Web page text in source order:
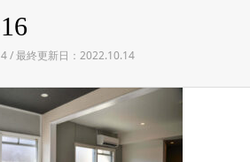
/ 最終更新日：2022.10.14